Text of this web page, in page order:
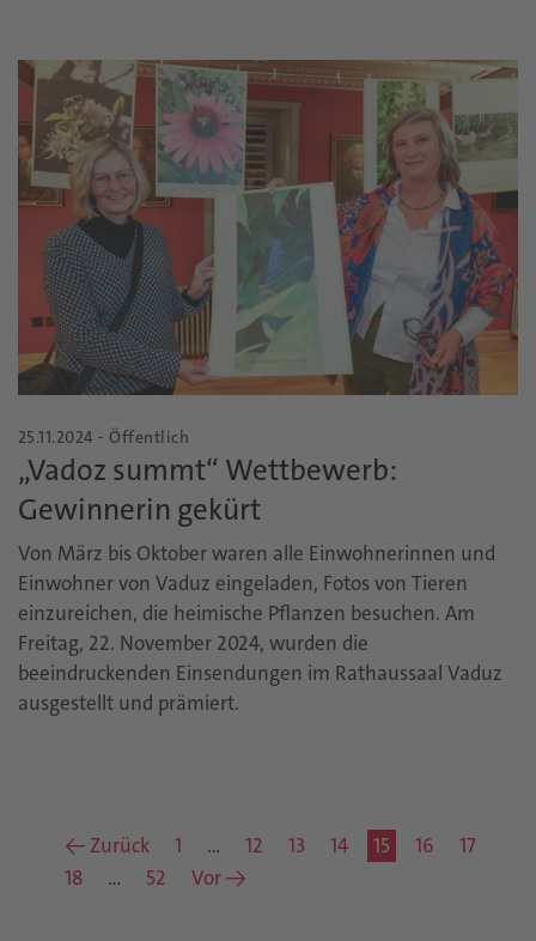
25.11.2024 - Öffentlich
„Vadoz summt“ Wettbewerb:
Gewinnerin gekürt
Von März bis Oktober waren alle Einwohnerinnen und
Einwohner von Vaduz eingeladen, Fotos von Tieren
einzureichen, die heimische Pflanzen besuchen. Am
Freitag, 22. November 2024, wurden die
beeindruckenden Einsendungen im Rathaussaal Vaduz
ausgestellt und prämiert.
← Zurück 1 … 12 13 14 15 16
17
18
… 52 Vor →